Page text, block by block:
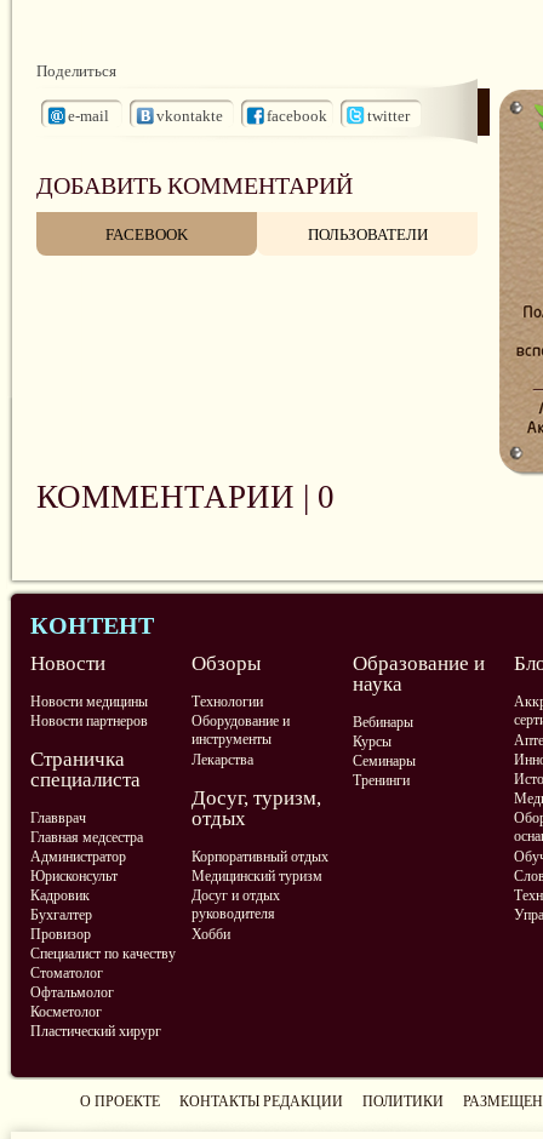
Поделиться
e-mail vkontakte facebook twitter
ДОБАВИТЬ КОММЕНТАРИЙ
FACEBOOK ПОЛЬЗОВАТЕЛИ
КОММЕНТАРИИ | 0
КОНТЕНТ
Новости
Новости медицины
Новости партнеров
Обзоры
Технологии
Оборудование и
инструменты
Лекарства
Образование и
наука
Вебинары
Курсы
Семинары
Тренинги
Страничка
специалиста
Главврач
Главная медсестра
Администратор
Юрисконсульт
Кадровик
Бухгалтер
Провизор
Специалист по качеству
Стоматолог
Офтальмолог
Косметолог
Пластический хирург
Досуг, туризм,
отдых
Корпоративный отдых
Медицинский туризм
Досуг и отдых
руководителя
Хобби
О ПРОЕКТЕ КОНТАКТЫ РЕДАКЦИИ ПОЛИТИКИ